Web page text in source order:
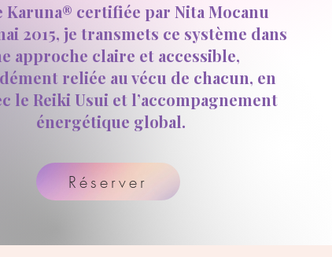
Karuna® certifiée par Nita Mocanu
2015, je transmets ce système dans
approche claire et accessible,
reliée au vécu de chacun, en
le Reiki Usui et l’accompagnement
énergétique global.
Réserver